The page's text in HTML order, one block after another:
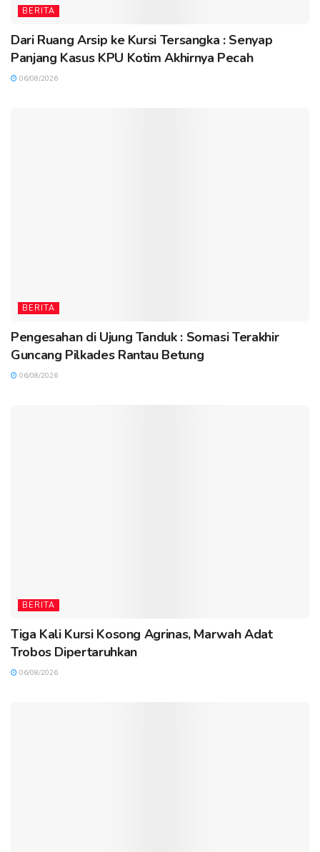
BERITA
Dari Ruang Arsip ke Kursi Tersangka : Senyap
Panjang Kasus KPU Kotim Akhirnya Pecah
06/08/2026
BERITA
Pengesahan di Ujung Tanduk : Somasi Terakhir
Guncang Pilkades Rantau Betung
06/08/2026
BERITA
Tiga Kali Kursi Kosong Agrinas, Marwah Adat
Trobos Dipertaruhkan
06/08/2026